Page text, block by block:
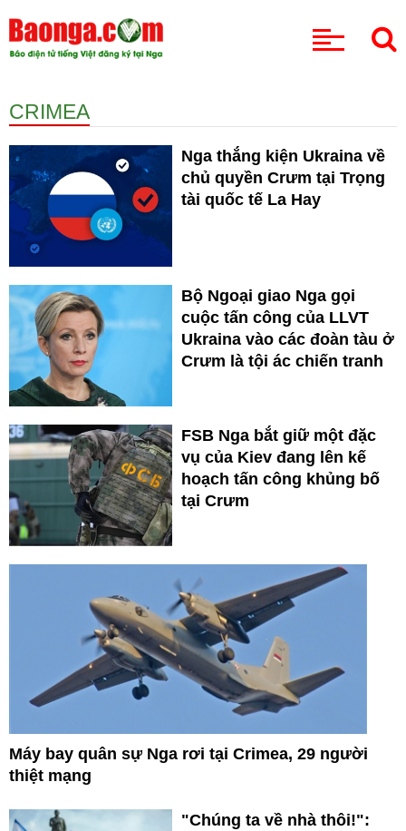
CRIMEA
Nga thắng kiện Ukraina về
chủ quyền Crưm tại Trọng
tài quốc tế La Hay
Bộ Ngoại giao Nga gọi
cuộc tấn công của LLVT
Ukraina vào các đoàn tàu ở
Crưm là tội ác chiến tranh
FSB Nga bắt giữ một đặc
vụ của Kiev đang lên kế
hoạch tấn công khủng bố
tại Crưm
Máy bay quân sự Nga rơi tại Crimea, 29 người
thiệt mạng
"Chúng ta về nhà thôi!":